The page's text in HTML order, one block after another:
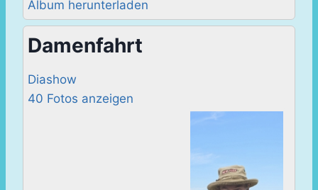
Album herunterladen
Damenfahrt
Diashow
40 Fotos anzeigen